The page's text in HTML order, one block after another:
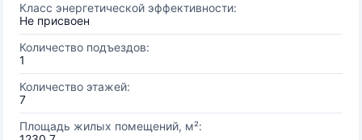
Класс энергетической эффективности:
Не присвоен
Количество подъездов:
1
Количество этажей:
7
Площадь жилых помещений, м²: